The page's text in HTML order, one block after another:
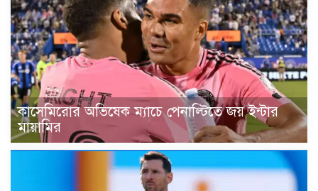
কাসেমিরোর অভিষেক ম্যাচে পেনাল্টিতে জয় ইন্টার
মায়ামির